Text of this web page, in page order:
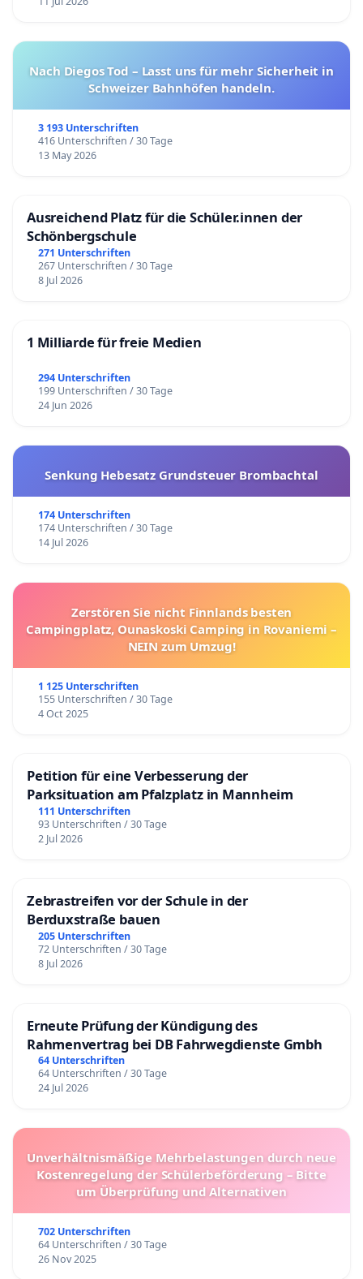
Nach Diegos Tod – Lasst uns für mehr Sicherheit in
Schweizer Bahnhöfen handeln.
3 193 Unterschriften
416 Unterschriften / 30 Tage
13 May 2026
Ausreichend Platz für die Schüler.innen der
Schönbergschule
271 Unterschriften
267 Unterschriften / 30 Tage
8 Jul 2026
1 Milliarde für freie Medien
294 Unterschriften
199 Unterschriften / 30 Tage
24 Jun 2026
Senkung Hebesatz Grundsteuer Brombachtal
174 Unterschriften
174 Unterschriften / 30 Tage
14 Jul 2026
Zerstören Sie nicht Finnlands besten
Campingplatz, Ounaskoski Camping in Rovaniemi –
NEIN zum Umzug!
1 125 Unterschriften
155 Unterschriften / 30 Tage
4 Oct 2025
Petition für eine Verbesserung der
Parksituation am Pfalzplatz in Mannheim
111 Unterschriften
93 Unterschriften / 30 Tage
2 Jul 2026
Zebrastreifen vor der Schule in der
Berduxstraße bauen
205 Unterschriften
72 Unterschriften / 30 Tage
8 Jul 2026
Erneute Prüfung der Kündigung des
Rahmenvertrag bei DB Fahrwegdienste Gmbh
64 Unterschriften
64 Unterschriften / 30 Tage
24 Jul 2026
Unverhältnismäßige Mehrbelastungen durch neue
Kostenregelung der Schülerbeförderung – Bitte
um Überprüfung und Alternativen
702 Unterschriften
64 Unterschriften / 30 Tage
26 Nov 2025